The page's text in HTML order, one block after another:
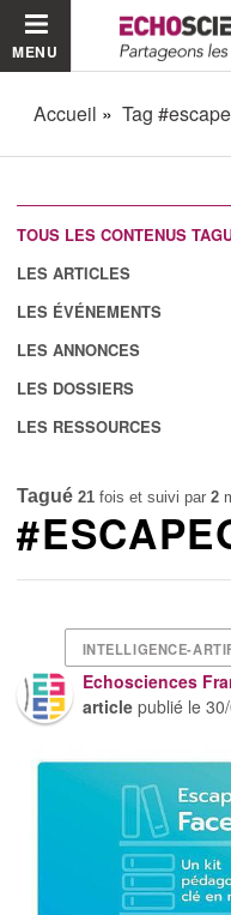
MENU
Accueil Tag
TOUS LES CONTENUS
LES ARTICLES
LES ÉVÉNEMENTS
LES ANNONCES
LES DOSSIERS
LES RESSOURCES
Tagué 21 fois et suivi par2
INTELLIGENCE-
Echosciences
article publié le